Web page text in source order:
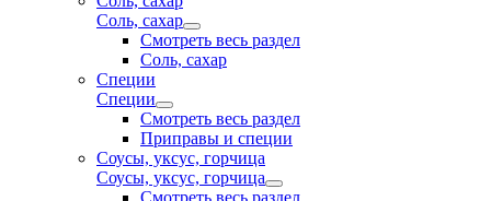
Соль, сахар
Смотреть весь раздел
Соль, сахар
Специи
Специи
Смотреть весь раздел
Приправы и специи
Соусы, уксус, горчица
Соусы, уксус, горчица
Смотреть весь раздел